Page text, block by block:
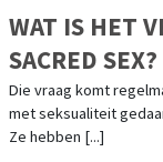
WAT IS HET
SACRED SEX?
Die vraag komt
met seksualiteit
Ze hebben [...]